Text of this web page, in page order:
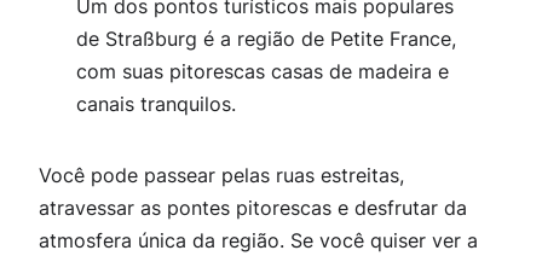
Um dos pontos turísticos mais populares
de Straßburg é a região de Petite France,
com suas pitorescas casas de madeira e
canais tranquilos.
Você pode passear pelas ruas estreitas,
atravessar as pontes pitorescas e desfrutar da
atmosfera única da região. Se você quiser ver a